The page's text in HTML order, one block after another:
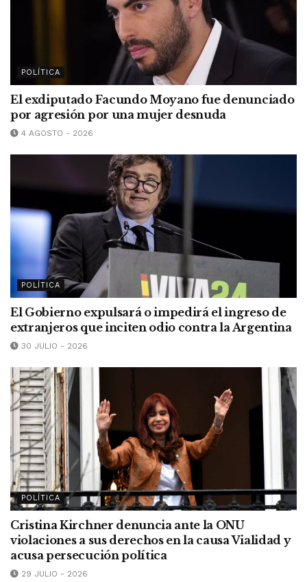
POLÍTICA
El exdiputado Facundo Moyano fue denunciado
por agresión por una mujer desnuda
4 AGOSTO - 2026
POLÍTICA
El Gobierno expulsará o impedirá el ingreso de
extranjeros que inciten odio contra la Argentina
30 JULIO - 2026
POLÍTICA
Cristina Kirchner denuncia ante la ONU
violaciones a sus derechos en la causa Vialidad y
acusa persecución política
29 JULIO - 2026